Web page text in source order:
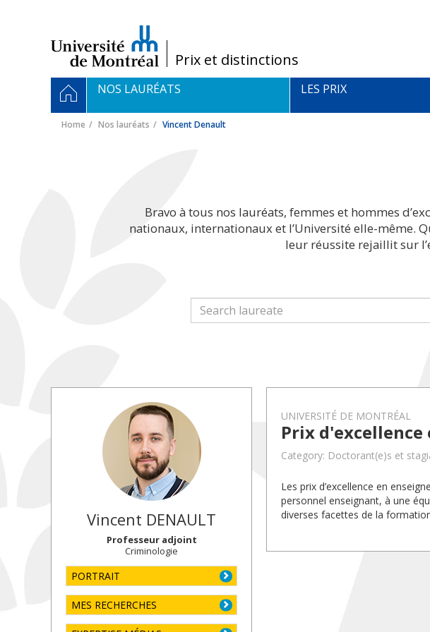
/Prix et distinctions
Navigation
principale
HOMENOS LAURÉATS LES PRIX
Home Nos lauréats Vincent Denault
Bravo à tous nos lauréats, femmes et hommes
nationaux, internationaux et l’Université elle-même.
leur réussite rejaillit sur
Vincent DENAULT
Professeur adjoint
Criminologie
PORTRAIT
MES RECHERCHES
UNIVERSITÉ DE MONTRÉAL
Prix
Category: Doctorant(e)s et
Les prix d’excellence en
personnel enseignant, à une
diverses facettes de la